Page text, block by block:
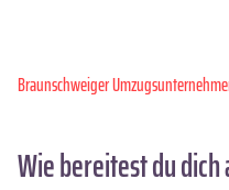
Braunschweiger
Wie bereitest du